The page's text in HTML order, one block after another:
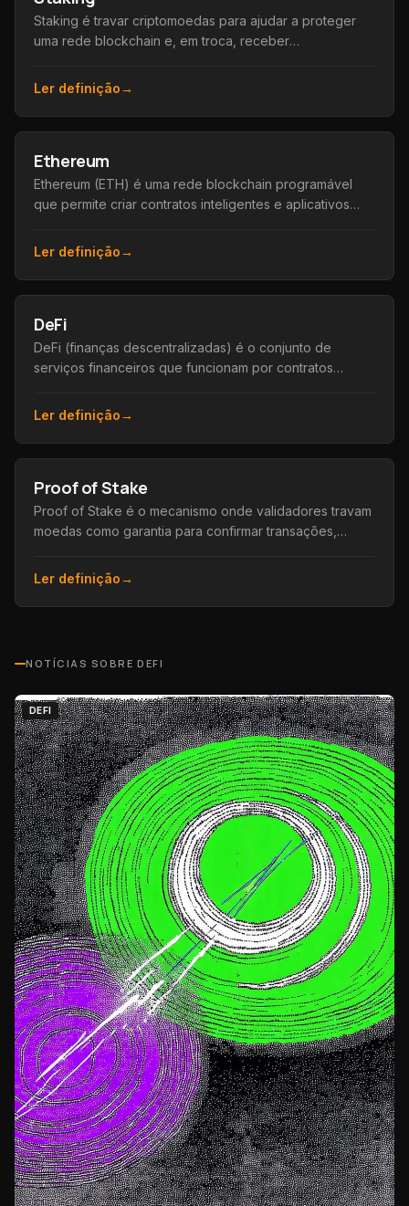
Staking é travar criptomoedas para ajudar a proteger
uma rede blockchain e, em troca, receber
Ler definição→
Ethereum
Ethereum (ETH) é uma rede blockchain programável
que permite criar contratos inteligentes e aplicativos
Ler definição→
DeFi
DeFi (finanças descentralizadas) é o conjunto de
serviços financeiros que funcionam por contratos
intermediários.
Ler definição→
Proof of Stake
Proof of Stake é o mecanismo onde validadores travam
moedas como garantia para confirmar transações,
Ler definição→
NOTÍCIAS SOBREDEFI
DEFI